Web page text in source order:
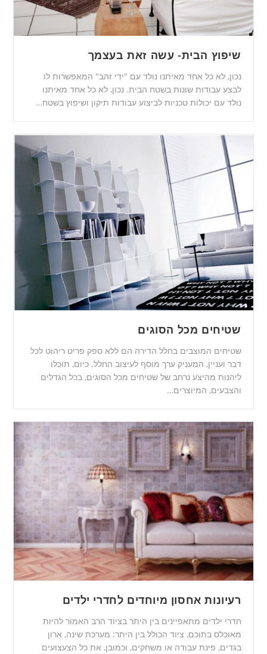
שיפוץ הבית- עשה זאת בעצמך
נכון, לא כל אחד מאיתנו נולד עם "ידי זהב" המאפשרות לו
לבצע עבודות שונות בשטח הבית. נכון, לא כל אחד מאיתנו
נולד עם יכולות טכניות לביצוע עבודות תיקון ושיפוץ בשטח…
שטיחים מכל הסוגים
שטיחים המוצבים בחלל הדירה הם ללא ספק פריט ריהוט לכל
דבר ועניין, המעניק ערך מוסף לעיצוב החלל. כיום, תוכלו
ליהנות מהיצע נרחב של שטיחים מכל הסוגים, בכל הגדלים
והצבעים, המיוצרים…
רעיונות אחסון מיוחדים לחדרי ילדים
חדרי ילדים מתאפיינים בין היתר בציוד הרב האמור להיות
מאוכלס בתוכם, ציוד הכולל בין היתר: מערכת שינה, ארון
בגדים, פינת עבודה או משחקים, וכמובן, את כל הצעצועים